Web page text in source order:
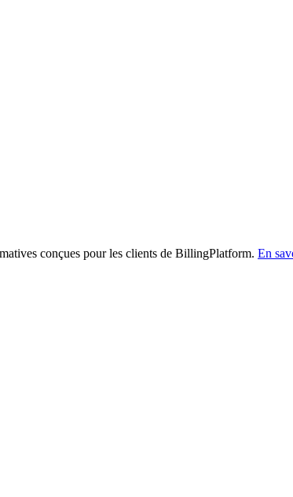
conçues pour les clients de BillingPlatform. En